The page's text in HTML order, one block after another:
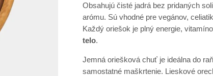
Obsahujú čisté jadrá bez pridaných
arómu. Sú vhodné pre vegánov,
Každý oriešok je plný energie,
telo.
Jemná oriešková chuť je ideálna do
samostatné maškrtenie. Lieskové